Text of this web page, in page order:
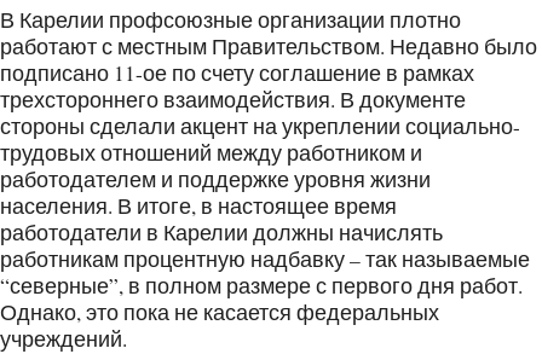
В Карелии профсоюзные организации плотно
работают с местным Правительством. Недавно было
подписано 11-ое по счету соглашение в рамках
трехстороннего взаимодействия. В документе
стороны сделали акцент на укреплении социально-
трудовых отношений между работником и
работодателем и поддержке уровня жизни
населения. В итоге, в настоящее время
работодатели в Карелии должны начислять
работникам процентную надбавку – так называемые
“северные”, в полном размере с первого дня работ.
Однако, это пока не касается федеральных
учреждений.